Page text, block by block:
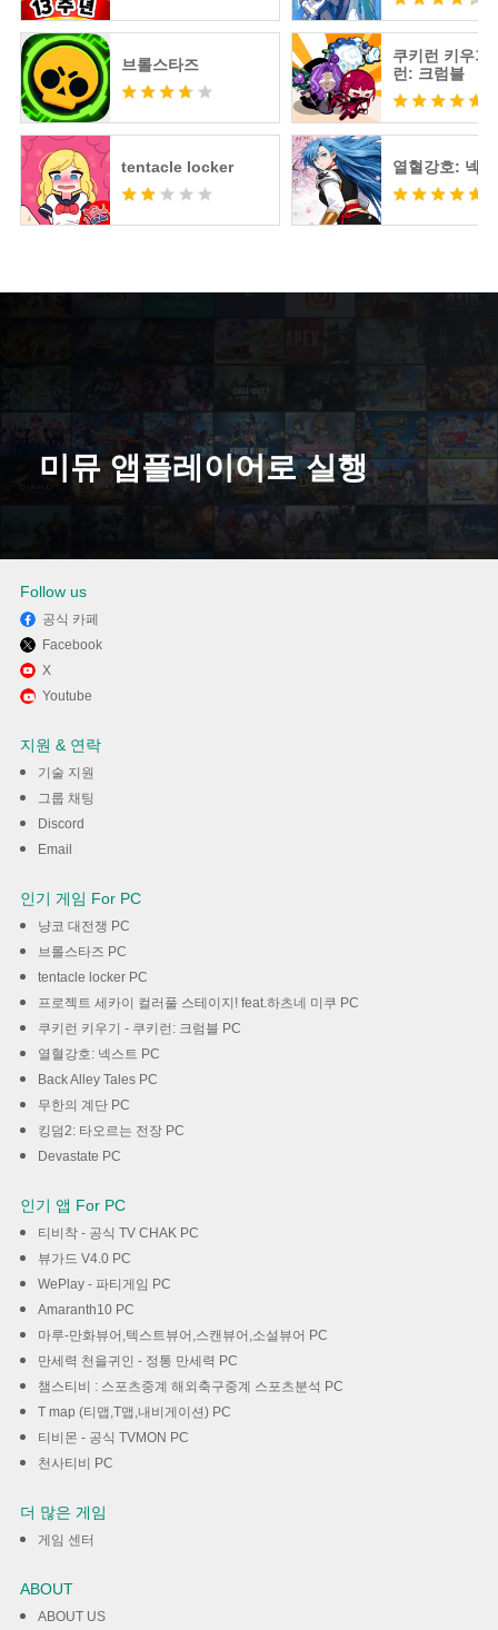
브롤스타즈
tentacle locker
쿠키런 키우기
런: 크럼블
열혈강호: 넥
미뮤 앱플레이어로 실행
Follow us
공식 카페
Facebook
X
Youtube
지원 & 연락
기술 지원
그룹 채팅
Discord
Email
인기 게임 For PC
냥코 대전쟁 PC
브롤스타즈 PC
tentacle locker PC
프로젝트 세카이 컬러풀 스테이지! feat.하츠네 미쿠 PC
쿠키런 키우기 - 쿠키런: 크럼블 PC
열혈강호: 넥스트 PC
Back Alley Tales PC
무한의 계단 PC
킹덤2: 타오르는 전장 PC
Devastate PC
인기 앱 For PC
티비착 - 공식 TV CHAK PC
뷰가드 V4.0 PC
WePlay - 파티게임 PC
Amaranth10 PC
마루-만화뷰어,텍스트뷰어,스캔뷰어,소설뷰어 PC
만세력 천을귀인 - 정통 만세력 PC
챔스티비 : 스포츠중계 해외축구중계 스포츠분석 PC
T map (티맵,T맵,내비게이션) PC
티비몬 - 공식 TVMON PC
천사티비 PC
더 많은 게임
게임 센터
ABOUT
ABOUT US